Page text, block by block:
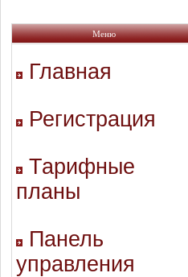
Меню
Главная
Регистрация
Тарифные
планы
Панель
управления